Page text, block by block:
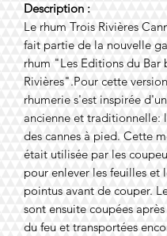
Description :
Le rhum Trois Rivières
fait partie de la nouvelle
rhum "Les Editions du Bar
Rivières".Pour cette
rhumerie s'est inspirée
ancienne et traditionnelle:
des cannes à pied. Cette
était utilisée par les
pour enlever les feuilles et
pointus avant de couper.
sont ensuite coupées
du feu et transportées